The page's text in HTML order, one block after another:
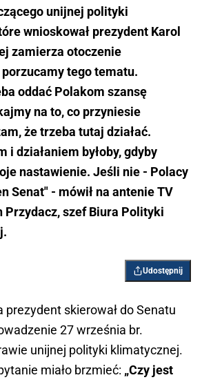
unijnej polityki
wnioskował prezydent Karol
zamierza otoczenie
tego tematu.
oddać Polakom szansę
na to, co przyniesie
że trzeba tutaj działać.
i działaniem byłoby, gdyby
nastawienie. Jeśli nie - Polacy
Senat" - mówił na antenie TV
Przydacz, szef Biura Polityki
Udostępnij
prezydent skierował do Senatu
27 września br.
unijnej polityki klimatycznej.
miało brzmieć: „Czy jest